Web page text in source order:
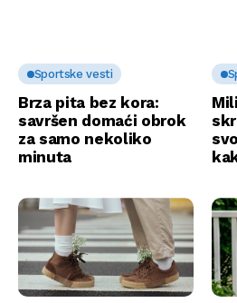
Sportske vesti
Brza pita bez kora:
savršen domaći obrok
za samo nekoliko
minuta